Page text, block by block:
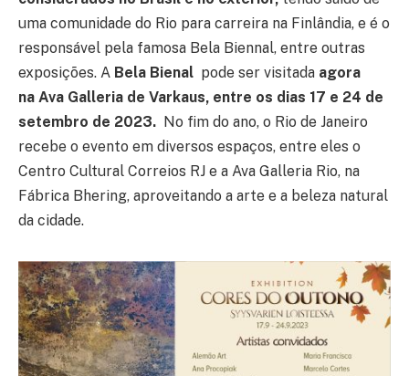
uma comunidade do Rio para carreira na Finlândia, e é o
responsável pela famosa Bela Biennal, entre outras
exposições. A Bela Bienal pode ser visitada agora
na Ava Galleria de Varkaus, entre os dias 17 e 24 de
setembro de 2023. No fim do ano, o Rio de Janeiro
recebe o evento em diversos espaços, entre eles o
Centro Cultural Correios RJ e a Ava Galleria Rio, na
Fábrica Bhering, aproveitando a arte e a beleza natural
da cidade.